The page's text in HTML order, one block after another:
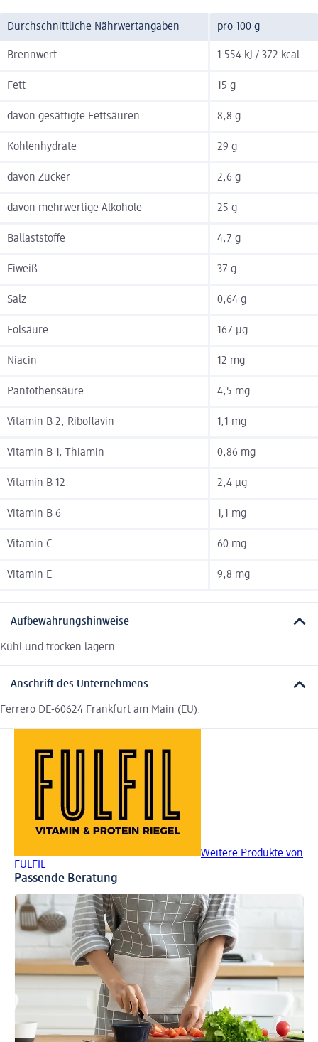
Durchschnittliche Nährwertangaben pro 100 g
Brennwert 1.554 kJ / 372 kcal
Fett 15 g
davon gesättigte Fettsäuren 8,8 g
Kohlenhydrate 29 g
davon Zucker 2,6 g
davon mehrwertige Alkohole 25 g
Ballaststoffe 4,7 g
Eiweiß 37 g
Salz 0,64 g
Folsäure 167 µg
Niacin 12 mg
Pantothensäure 4,5 mg
Vitamin B 2, Riboflavin 1,1 mg
Vitamin B 1, Thiamin 0,86 mg
Vitamin B 12 2,4 µg
Vitamin B 6 1,1 mg
Vitamin C 60 mg
Vitamin E 9,8 mg
Aufbewahrungshinweise
Kühl und trocken lagern.
Anschrift des Unternehmens
Ferrero DE-60624 Frankfurt am Main (EU).
Weitere Produkte von
FULFIL
Passende Beratung